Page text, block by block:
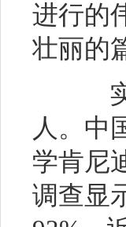
进行的
壮丽的
实
人。中
学肯尼
调查显